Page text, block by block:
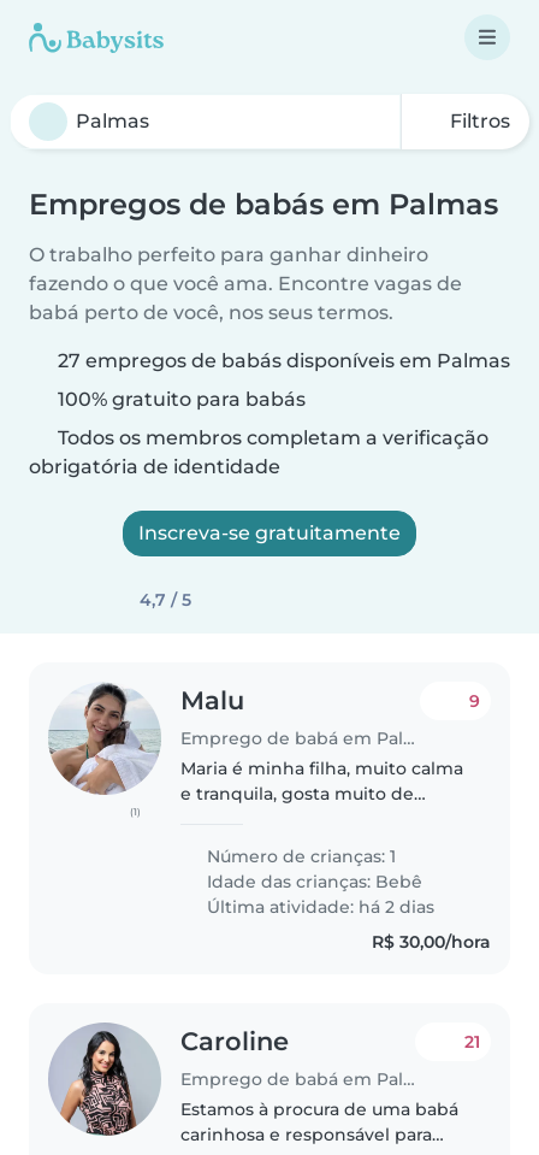
Filtros
Empregos de babás em Palmas
O trabalho perfeito para ganhar dinheiro
fazendo o que você ama. Encontre vagas de
babá perto de você, nos seus termos.
27 empregos de babás disponíveis em Palmas
100% gratuito para babás
Todos os membros completam a verificação
obrigatória de identidade
Inscreva-se gratuitamente
4,7 / 5
(1)
Malu
Emprego de babá em Palmas
9
Maria é minha filha, muito calma
e tranquila, gosta muito de
14/06/2025 Faço faculdade e
preciso de alguém para cuidar
dela nesse período Moro com
meus..
Número de crianças: 1
Idade das crianças: Bebê
Última atividade: há 2 dias
R$ 30,00/hora
Caroline
Emprego de babá em Palmas
21
Estamos à procura de uma babá
carinhosa e responsável para